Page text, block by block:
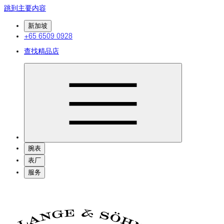
跳到主要内容
新加坡
+65 6509 0928
查找精品店
腕表
表厂
服务